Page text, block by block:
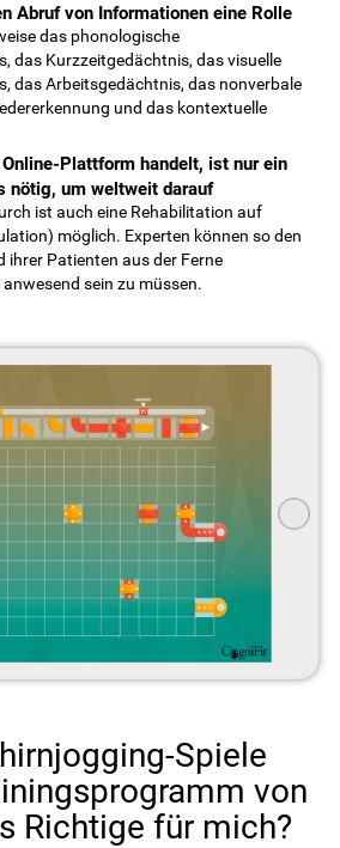
Abruf von Informationen eine Rolle
das phonologische
das Kurzzeitgedächtnis, das visuelle
das Arbeitsgedächtnis, das nonverbale
und das kontextuelle
Online-Plattform handelt, ist nur ein
nötig, um weltweit darauf
ist auch eine Rehabilitation auf
möglich. Experten können so den
ihrer Patienten aus der Ferne
sein zu müssen.
Spiele
von
Richtige für mich?